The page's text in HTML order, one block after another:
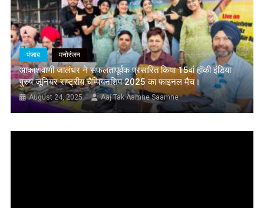
पंजाब मनोरंजन
आकाशवाणी जालंधर ने सफलतापूर्वक प्रसारित किया 15वां हॉकी इंडिया
पुरुष जूनियर राष्ट्रीय चैम्पियनशिप 2025 का फाइनल मैच।
August 24, 2025 Aaj Tak Aamne Saamne